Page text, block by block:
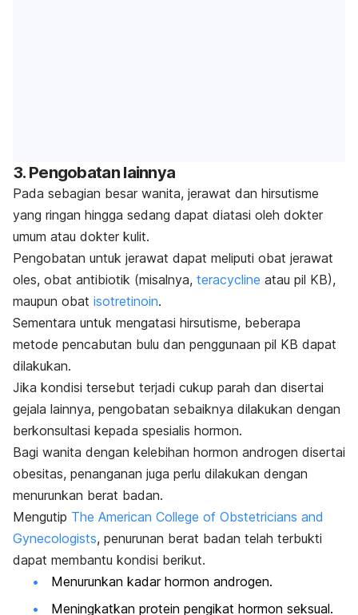
3. Pengobatan lainnya
Pada sebagian besar wanita, jerawat dan hirsutisme
yang ringan hingga sedang dapat diatasi oleh dokter
umum atau dokter kulit.
Pengobatan untuk jerawat dapat meliputi obat jerawat
oles, obat antibiotik (misalnya, teracycline atau pil KB),
maupun obat isotretinoin.
Sementara untuk mengatasi hirsutisme, beberapa
metode pencabutan bulu dan penggunaan pil KB dapat
dilakukan.
Jika kondisi tersebut terjadi cukup parah dan disertai
gejala lainnya, pengobatan sebaiknya dilakukan dengan
berkonsultasi kepada spesialis hormon.
Bagi wanita dengan kelebihan hormon androgen disertai
obesitas, penanganan juga perlu dilakukan dengan
menurunkan berat badan.
Mengutip The American College of Obstetricians and
Gynecologists, penurunan berat badan telah terbukti
dapat membantu kondisi berikut.
Menurunkan kadar hormon androgen.
Meningkatkan protein pengikat hormon seksual.